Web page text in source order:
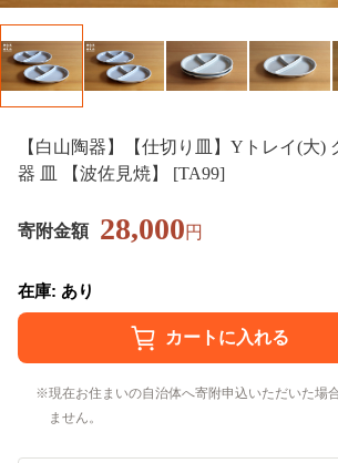
【白山陶器】【仕切り皿】Yトレイ(大)
器 皿 【波佐見焼】 [TA99]
寄附金額 28,000円
在庫: あり
現在お住まいの自治体へ寄附申込いただいた場
ません。